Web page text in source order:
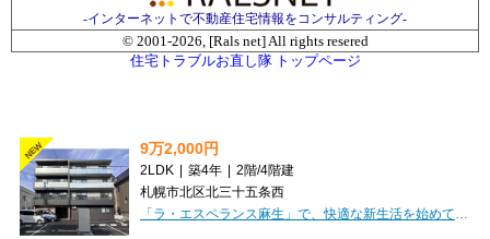
-インターネットで不動産住宅情報をコンサルティング-
© 2001-2026, [Rals net] All rights resered
住宅トラブルお直し隊 トップページ
NEW 9万2,000円
2LDK | 築4年 | 2階/4階建
札幌市北区北三十五条西